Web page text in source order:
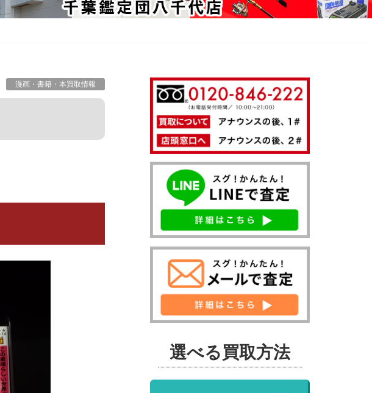
漫画・書籍・本買取情報
選べる買取方法